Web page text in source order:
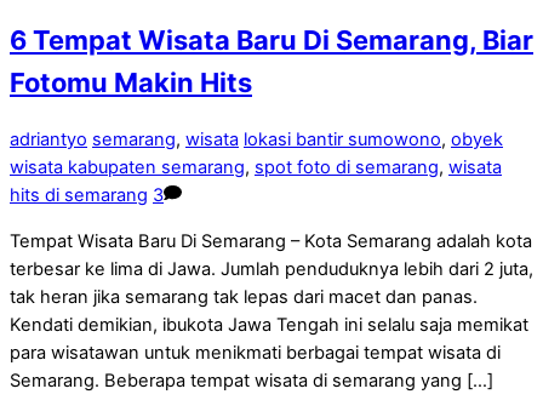
6 Tempat Wisata Baru Di Semarang, Biar
Fotomu Makin Hits
adriantyo semarang, wisata lokasi bantir sumowono, obyek
wisata kabupaten semarang, spot foto di semarang, wisata
hits di semarang 3
Tempat Wisata Baru Di Semarang – Kota Semarang adalah kota
terbesar ke lima di Jawa. Jumlah penduduknya lebih dari 2 juta,
tak heran jika semarang tak lepas dari macet dan panas.
Kendati demikian, ibukota Jawa Tengah ini selalu saja memikat
para wisatawan untuk menikmati berbagai tempat wisata di
Semarang. Beberapa tempat wisata di semarang yang […]